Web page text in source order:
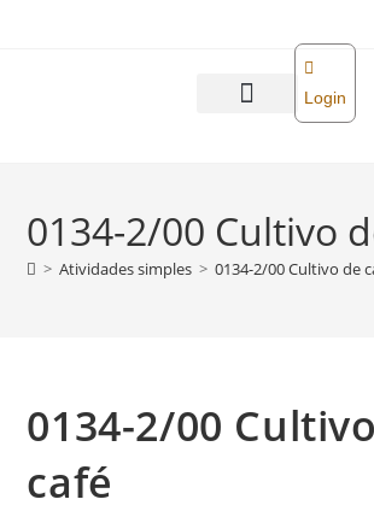
Login
0134-2/00 Cultivo
> Atividades simples > 0134-2/00 Cultivo de
0134-2/00
café